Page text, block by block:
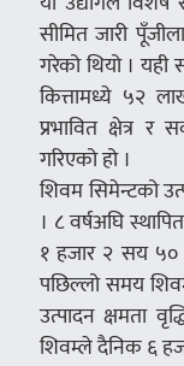
सीमित जारी
गरेको थियो ।
कित्तामध्ये ५२
प्रभावित क्षेत्र र
गरिएको हो ।
शिवम सिमेन्टको
। ८ वर्षअघि
१ हजार २ सय ५०
पछिल्लो समय
उत्पादन क्षमता
शिवम्ले दैनिक ६